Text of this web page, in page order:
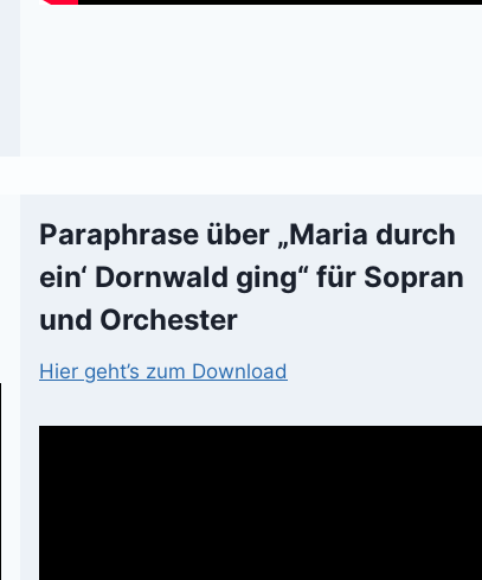
Paraphrase über „Maria durch
ein‘ Dornwald ging“ für Sopran
und Orchester
Hier geht’s zum Download